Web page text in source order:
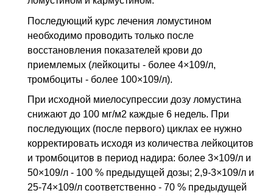
Последующий курс лечения ломустином
необходимо проводить только после
восстановления показателей крови до
приемлемых (лейкоциты - более 4×109/л,
тромбоциты - более 100×109/л).
При исходной миелосупрессии дозу ломустина
снижают до 100 мг/м2 каждые 6 недель. При
последующих (после первого) циклах ее нужно
корректировать исходя из количества лейкоцитов
и тромбоцитов в период надира: более 3×109/л и
50×109/л - 100 % предыдущей дозы; 2,9-3×109/л и
25-74×109/л соответственно - 70 % предыдущей